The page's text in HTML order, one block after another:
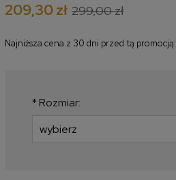
209,30 zł 299,00 zł
Najniższa cena z 30 dni przed tą promocją:
* Rozmiar: